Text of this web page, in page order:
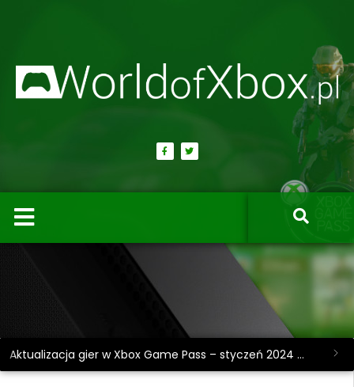
Aktualizacja gier w Xbox Game Pass – styczeń 2024 #2